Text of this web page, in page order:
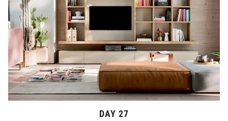
DAY 27